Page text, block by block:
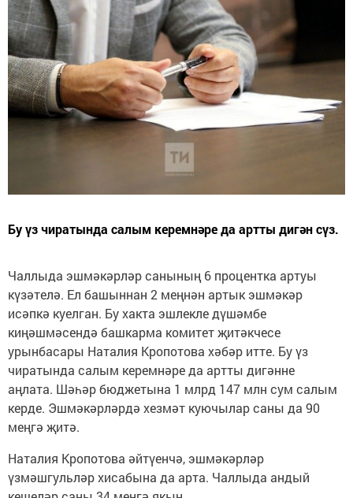
Бу үз чиратында салым керемнәре да артты дигән сүз.
Чаллыда эшмәкәрләр санының 6 процентка артуы
күзәтелә. Ел башыннан 2 меңнән артык эшмәкәр
исәпкә куелган. Бу хакта эшлекле дүшәмбе
киңәшмәсендә башкарма комитет җитәкчесе
урынбасары Наталия Кропотова хәбәр итте. Бу үз
чиратында салым керемнәре да артты дигәнне
аңлата. Шәһәр бюджетына 1 млрд 147 млн сум салым
керде. Эшмәкәрләрдә хезмәт куючылар саны да 90
меңгә җитә.
Наталия Кропотова әйтүенчә, эшмәкәрләр
үзмәшгульләр хисабына да арта. Чаллыда андый